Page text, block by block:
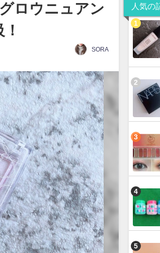
ロウニュアン
SORA
人気の